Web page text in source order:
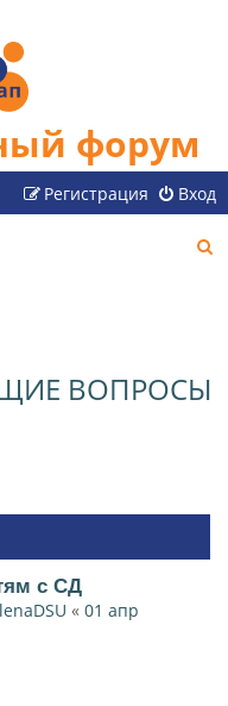
форум
Вход
Регистрация
ВОПРОСЫ
с СД
« 01 апр